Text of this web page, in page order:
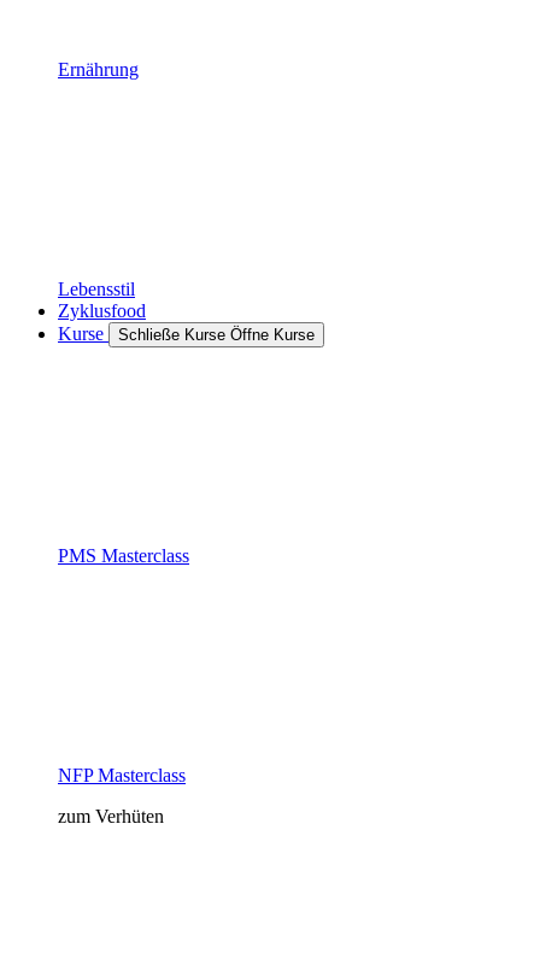
Ernährung
Lebensstil
Zyklusfood
Kurse
Schließe Kurse Öffne Kurse
PMS Masterclass
NFP Masterclass
zum Verhüten